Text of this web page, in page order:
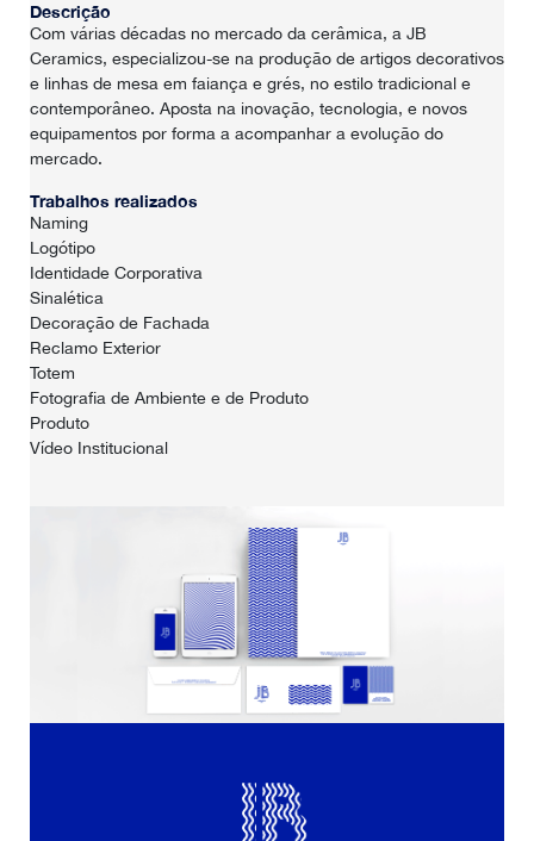
HOME
SOBRE NÓS
PORTFÓLIO
CONTACTOS
Descrição
Com várias décadas no mercado da cerâmica, a JB
Ceramics, especializou-se na produção de artigos decorativos
e linhas de mesa em faiança e grés, no estilo tradicional e
contemporâneo. Aposta na inovação, tecnologia, e novos
equipamentos por forma a acompanhar a evolução do
mercado.
Trabalhos realizados
Naming
Logótipo
Identidade Corporativa
Sinalética
Decoração de Fachada
Reclamo Exterior
Totem
Fotografia de Ambiente e de Produto
Produto
Vídeo Institucional